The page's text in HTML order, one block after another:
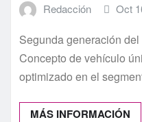
Redacción Oct
Segunda generación
Concepto de vehículo
optimizado en el
MÁS INFORMACIÓN